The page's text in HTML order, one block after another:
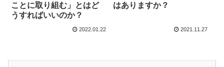
ことに取り組む」とはど
うすればいいのか？
2022.01.22
はありますか？
2021.11.27